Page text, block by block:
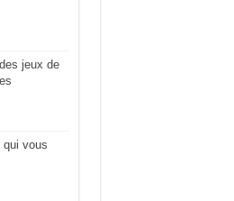
jeux de
qui vous